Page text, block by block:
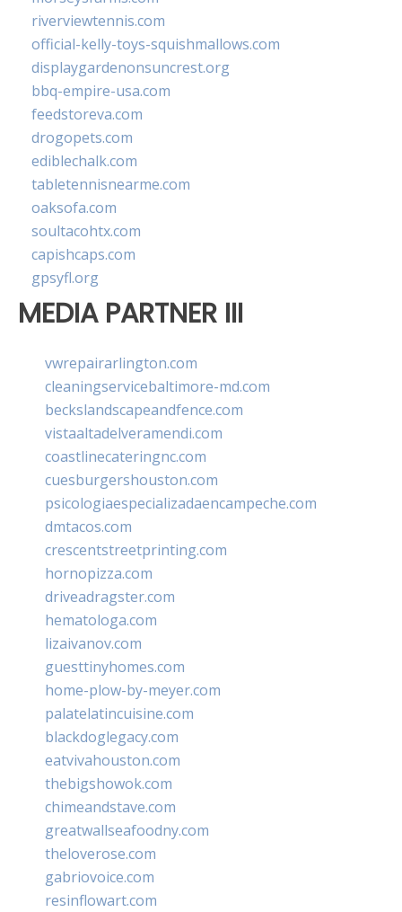
riverviewtennis.com
official-kelly-toys-squishmallows.com
displaygardenonsuncrest.org
bbq-empire-usa.com
feedstoreva.com
drogopets.com
ediblechalk.com
tabletennisnearme.com
oaksofa.com
soultacohtx.com
capishcaps.com
gpsyfl.org
MEDIA PARTNER III
vwrepairarlington.com
cleaningservicebaltimore-md.com
beckslandscapeandfence.com
vistaaltadelveramendi.com
coastlinecateringnc.com
cuesburgershouston.com
psicologiaespecializadaencampeche.com
dmtacos.com
crescentstreetprinting.com
hornopizza.com
driveadragster.com
hematologa.com
lizaivanov.com
guesttinyhomes.com
home-plow-by-meyer.com
palatelatincuisine.com
blackdoglegacy.com
eatvivahouston.com
thebigshowok.com
chimeandstave.com
greatwallseafoodny.com
theloverose.com
gabriovoice.com
resinflowart.com